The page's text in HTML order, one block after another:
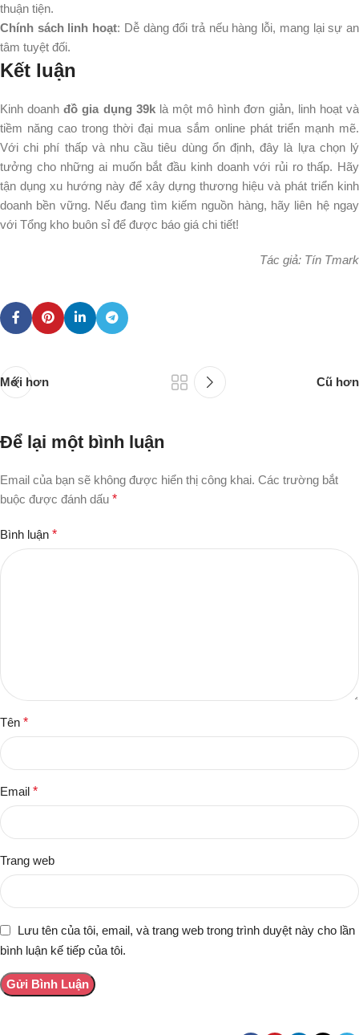
thuận tiện.
Chính sách linh hoạt: Dễ dàng đổi trả nếu hàng lỗi, mang lại sự an
tâm tuyệt đối.
Kết luận
Kinh doanhđồ gia dụng 39klà một mô hình đơn giản, linh hoạt và
tiềm năng cao trong thời đại mua sắm online phát triển mạnh mẽ.
Với chi phí thấp và nhu cầu tiêu dùng ổn định, đây là lựa chọn lý
tưởng cho những ai muốn bắt đầu kinh doanh với rủi ro thấp. Hãy
tận dụng xu hướng này để xây dựng thương hiệu và phát triển kinh
doanh bền vững. Nếu đang tìm kiếm nguồn hàng, hãy liên hệ ngay
với Tổng kho buôn sỉ để được báo giá chi tiết!
Tác giả: Tín Tmark
Mới hơn Cũ hơn
Để lại một bình luận
Email của bạn sẽ không được hiển thị công khai. Các trường bắt
buộc được đánh dấu *
Bình luận *
Tên *
Email *
Trang web
Lưu tên của tôi, email, và trang web trong trình duyệt này cho lần
bình luận kế tiếp của tôi.